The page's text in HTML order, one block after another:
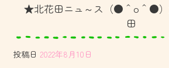
★北花田ニュ～ス（●＾o＾●）
田
投稿日 2022年8月10日